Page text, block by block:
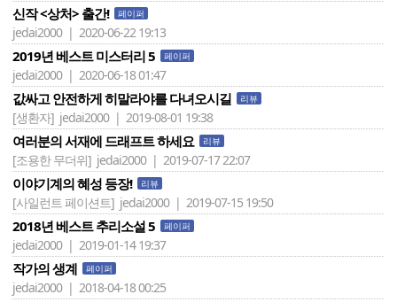
신작 <상처> 출간! 페이퍼
jedai2000 | 2020-06-22 19:13
2019년 베스트 미스터리 5 페이퍼
jedai2000 | 2020-06-18 01:47
값싸고 안전하게 히말라야를 다녀오시길 리뷰
[생환자] jedai2000 | 2019-08-01 19:38
여러분의 서재에 드래프트 하세요 리뷰
[조용한 무더위] jedai2000 | 2019-07-17 22:07
이야기계의 혜성 등장! 리뷰
[사일런트 페이션트] jedai2000 | 2019-07-15 19:50
2018년 베스트 추리소설 5 페이퍼
jedai2000 | 2019-01-14 19:37
작가의 생계 페이퍼
jedai2000 | 2018-04-18 00:25